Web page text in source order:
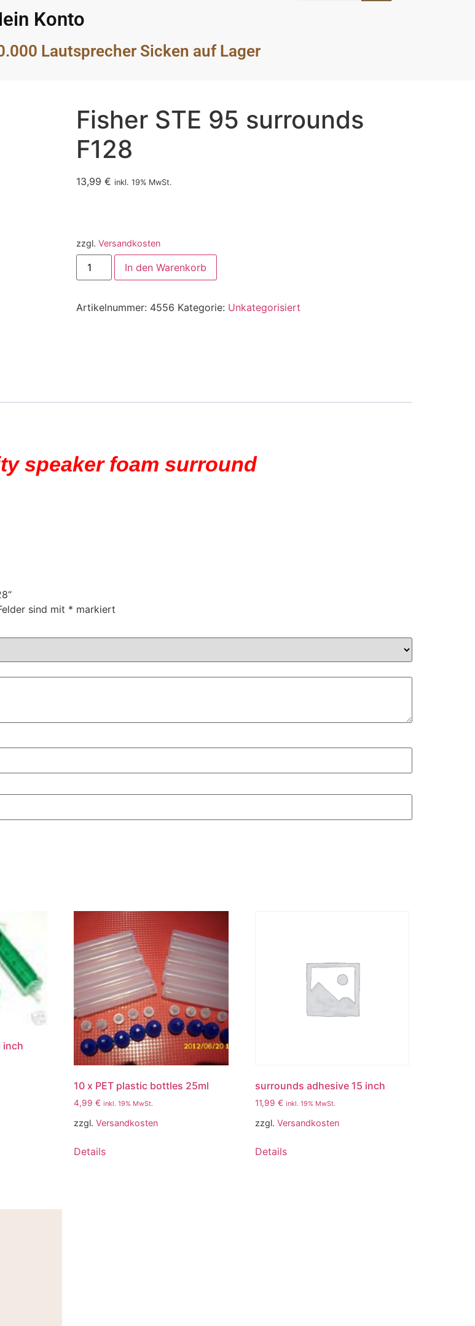
Konto
Lautsprecher Sicken auf Lager
Fisher STE 95 surrounds
F128
13,99 € inkl. 19% MwSt.
zzgl. Versandkosten
In den Warenkorb
Artikelnummer: 4556 Kategorie: Unkategorisiert
speaker foam surround
sind mit * markiert
inch
10 x PET plastic bottles 25ml
4,99€ inkl. 19% MwSt.
zzgl.Versandkosten
Details
surrounds adhesive 15 inch
11,99€ inkl. 19% MwSt.
zzgl.Versandkosten
Details